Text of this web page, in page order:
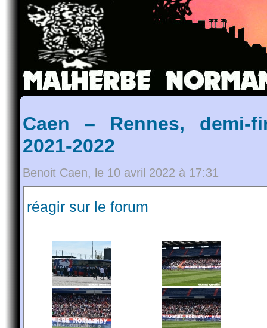
Caen – Rennes, demi-
2021-2022
Benoit Caen, le 10 avril 2022 à 17:31
réagir sur le forum